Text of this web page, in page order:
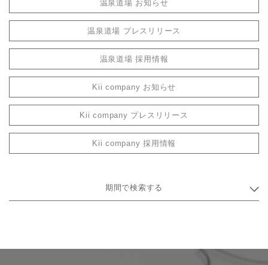
温泉道場 お知らせ
温泉道場 プレスリリース
温泉道場 採用情報
Kii company お知らせ
Kii company プレスリリース
Kii company 採用情報
期間で検索する